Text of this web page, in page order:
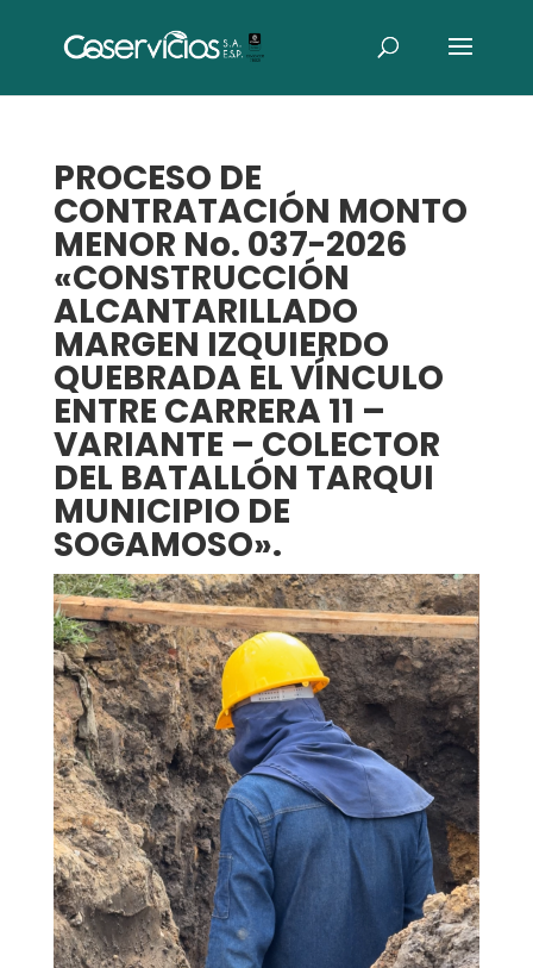
PROCESO DE
CONTRATACIÓN MONTO
MENOR No. 037-2026
«CONSTRUCCIÓN
ALCANTARILLADO
MARGEN IZQUIERDO
QUEBRADA EL VÍNCULO
ENTRE CARRERA 11 –
VARIANTE – COLECTOR
DEL BATALLÓN TARQUI
MUNICIPIO DE
SOGAMOSO».